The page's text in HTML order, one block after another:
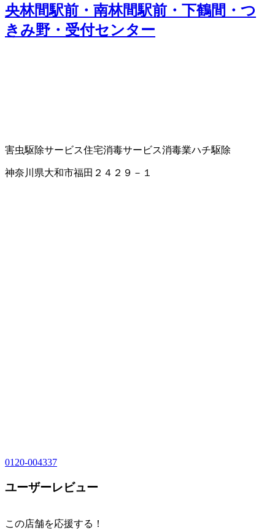
央林間駅前・南林間駅前・下鶴間・つ
きみ野・受付センター
害虫駆除サービス住宅消毒サービス消毒業ハチ駆除
神奈川県大和市福田２４２９－１
0120-004337
ユーザーレビュー
この店舗を応援する！